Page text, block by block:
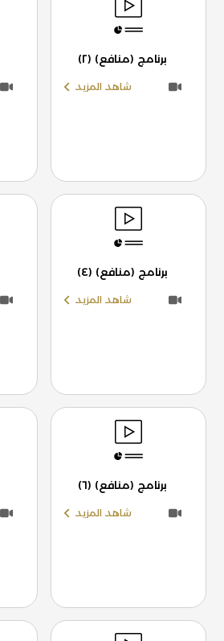
برنامج (منافع) (٢)
شاهد المزيد
برنامج (منافع) (٤)
شاهد المزيد
برنامج (منافع) (٦)
شاهد المزيد